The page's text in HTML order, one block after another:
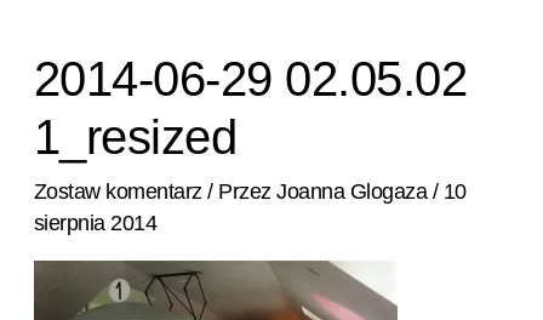
2014-06-29 02.05.02
1_resized
Zostaw komentarz / PrzezJoanna Glogaza / 10
sierpnia 2014